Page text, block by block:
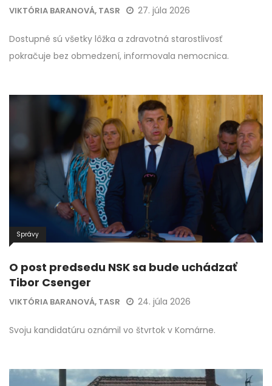
VIKTÓRIA BARANOVÁ, TASR 27. júla 2026
Dostupné sú všetky lôžka a zdravotná starostlivosť
pokračuje bez obmedzení, informovala nemocnica.
Správy
O post predsedu NSK sa bude uchádzať
Tibor Csenger
VIKTÓRIA BARANOVÁ, TASR 24. júla 2026
Svoju kandidatúru oznámil vo štvrtok v Komárne.